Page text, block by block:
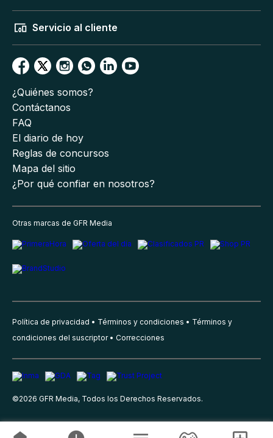
Servicio al cliente
¿Quiénes somos?
Contáctanos
FAQ
El diario de hoy
Reglas de concursos
Mapa del sitio
¿Por qué confiar en nosotros?
Otras marcas de GFR Media
Política de privacidad Términos y condiciones
Términos y
condiciones del suscriptor
Correcciones
©2026 GFR Media, Todos los Derechos Reservados.